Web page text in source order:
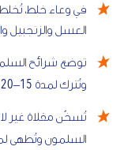
في وعاء خلط،
العسل والزنجبيل
توضع شرائح
وتُترك لمدة 15
–
20
تُسخّن مقلاة غير
السلمون وتُطهى